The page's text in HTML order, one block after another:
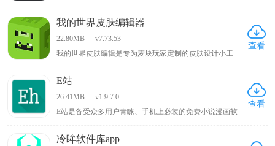
行、摇滚、古典、电子、民间等各种流派的音乐，同时拥
有简约美观的界面设计，简单易用的操作方式，用户只需
要在搜索栏中输入相关的歌曲名字、专辑名或艺术家名即
可轻松地找到他们想要听的歌曲。
我的世界皮肤编辑器
22.80MB
v7.73.53
我的世界皮肤编辑是专为麦块玩家定制的皮肤设计小工
新游戏体验，软件提供前后左右和俯仰六个视角方便涂
色，确保无死角遗漏，绘制完成的皮肤可直接保存至手机
相册，便于随时使用 。
查看
E站
26.41MB
v1.9.7.0
E站是备受众多用户青睐、手机上必装的免费小说漫画软
该新版本软件将各种功能免费提供给用户，为漫画爱好者
查看
冷眸软件库app